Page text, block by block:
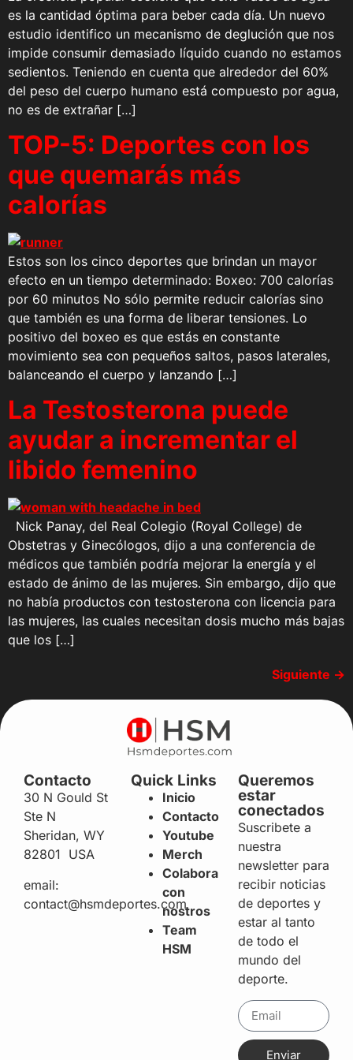
es la cantidad óptima para beber cada día. Un nuevo
estudio identifico un mecanismo de deglución que nos
impide consumir demasiado líquido cuando no estamos
sedientos. Teniendo en cuenta que alrededor del 60%
del peso del cuerpo humano está compuesto por agua,
no es de extrañar […]
TOP-5: Deportes con los
que quemarás más
calorías
Estos son los cinco deportes que brindan un mayor
efecto en un tiempo determinado: Boxeo: 700 calorías
por 60 minutos No sólo permite reducir calorías sino
que también es una forma de liberar tensiones. Lo
positivo del boxeo es que estás en constante
movimiento sea con pequeños saltos, pasos laterales,
balanceando el cuerpo y lanzando […]
La Testosterona puede
ayudar a incrementar el
libido femenino
Nick Panay, del Real Colegio (Royal College) de
Obstetras y Ginecólogos, dijo a una conferencia de
médicos que también podría mejorar la energía y el
estado de ánimo de las mujeres. Sin embargo, dijo que
no había productos con testosterona con licencia para
las mujeres, las cuales necesitan dosis mucho más bajas
que los […]
Siguiente →
Contacto
30 N Gould St
Ste N
Sheridan, WY
82801 USA
email:
contact@hsmdeportes.com
Quick Links
Inicio
Contacto
Youtube
Merch
Colabora
con
nostros
Team
HSM
Queremos
estar
conectados
Suscribete a
nuestra
newsletter para
recibir noticias
de deportes y
estar al tanto
de todo el
mundo del
deporte.
Enviar